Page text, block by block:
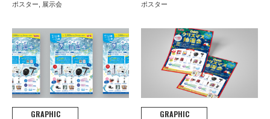
ポスター, 展示会 ポスター
GRAPHIC GRAPHIC